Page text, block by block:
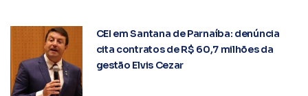
CEI em Santana de Parnaíba: denúncia
cita contratos de R$ 60,7 milhões da
gestão Elvis Cezar